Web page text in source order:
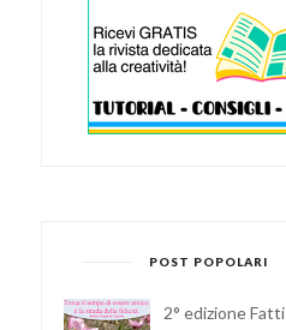
POST POPOLARI
2° edizione Fatti